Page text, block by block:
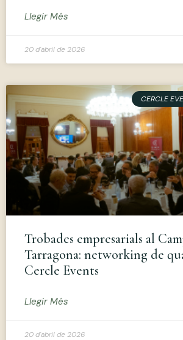
Llegir Més
20 d'abril de 2026
CERCLE
Trobades empresarials al
Tarragona: networking de
Cercle Events
Llegir Més
20 d'abril de 2026